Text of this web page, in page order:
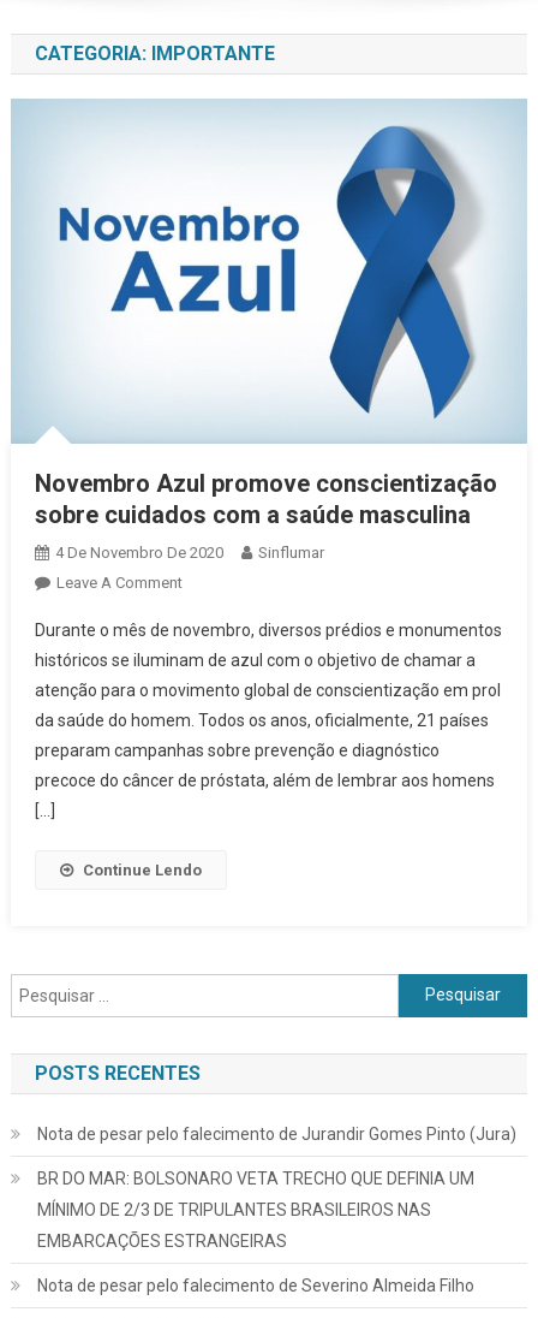
CATEGORIA: IMPORTANTE
Novembro Azul promove conscientização
sobre cuidados com a saúde masculina
4 De Novembro De 2020
Sinflumar
Leave A CommentOn Novembro Azul Promove Conscientização
Durante o mês de novembro, diversos prédios e monumentos
históricos se iluminam de azul com o objetivo de chamar a
atenção para o movimento global de conscientização em prol
da saúde do homem. Todos os anos, oficialmente, 21 países
preparam campanhas sobre prevenção e diagnóstico
precoce do câncer de próstata, além de lembrar aos homens
[…]
Continue Lendo
Pesquisar por:
POSTS RECENTES
Nota de pesar pelo falecimento de Jurandir Gomes Pinto (Jura)
BR DO MAR: BOLSONARO VETA TRECHO QUE DEFINIA UM
MÍNIMO DE 2/3 DE TRIPULANTES BRASILEIROS NAS
EMBARCAÇÕES ESTRANGEIRAS
Nota de pesar pelo falecimento de Severino Almeida Filho